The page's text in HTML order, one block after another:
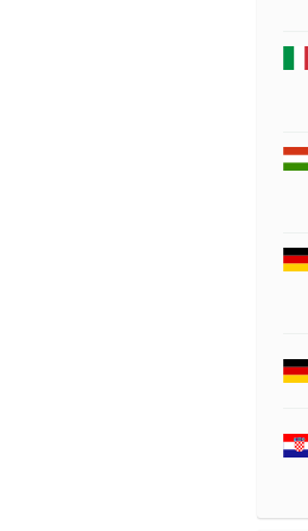
33:11
A
rúk
34:06
Ale
…
[Rm
37:31